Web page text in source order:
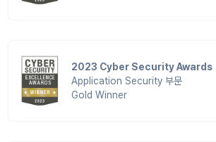
2023 Cyber Security Awards
Application Security 부문
Gold Winner